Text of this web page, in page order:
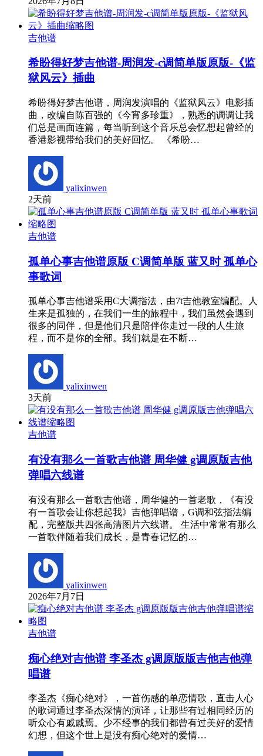
吉他谱
希盼得好梦吉他谱-周润发-c调简单版原版-《监
狱风云》插曲
希盼得好梦吉他谱，周润发演唱的《监狱风云》电影插
曲，改编自陈百强的《今宵多珍重》，熟悉的调调让我
们总是画面连篇，每当听到这个音乐总会忆想起曾经的
香港影视带给我们的美好回忆。 《希盼…
yalixinwen
2天前
吉他谱
孤单心事吉他谱原版 C调简单版 蓝又时 孤单心
事歌词
孤单心事吉他谱采用C大调指法，由7t吉他教室编配。人
生来是孤独的，在我们一生的旅程中，我们虽然会遇到
很多的同伴，但是他们只是陪伴你走过一段的人生旅
程，而不是你的全部。我们就是在不断…
yalixinwen
3天前
吉他谱
有没有那么一首歌吉他谱 周华健 g调原版吉他
弹唱六线谱
有没有那么一首歌吉他谱，周华健的一首老歌，《有没
有一首歌会让你想起我》吉他弹唱谱，G调和弦指法编
配，完整版共四张高清图片六线谱。 生活中常常有那么
一首歌伴随着我们成长，是青春记忆的…
yalixinwen
2026年7月7日
吉他谱
痴心绝对吉他谱 李圣杰 g调原版版吉他吉他弹
唱谱
李圣杰《痴心绝对》，一首伤感的单恋情歌，直击人心
的歌词通过李圣杰深情的演译，让那些有过相同经历的
听众心有戚戚焉。少不经事的我们都曾有过美好的爱情
幻想，但这个世上是没有痴心绝对的爱情…